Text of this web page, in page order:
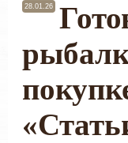
28.01.26